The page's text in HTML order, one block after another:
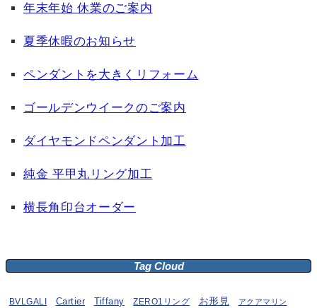
年末年始 休業のご案内
夏季休暇のお知らせ
ペンダントを大きくリフォーム
ゴールデンウイークのご案内
ダイヤモンドペンダント加工
純金 平甲丸リング加工
横長角印台オーダー
Tag Cloud
BVLGALI Cartier Tiffany ZERO1リング お形見 アクアマリン